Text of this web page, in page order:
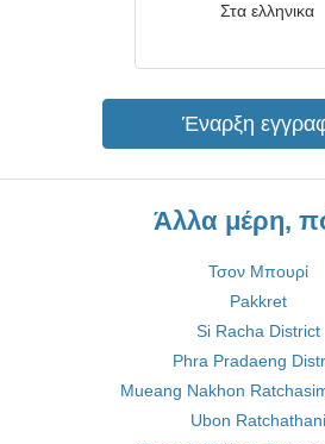
Στα ελληνικα
Έναρξη
Άλλα μέρη,
Τσον Μπουρί
Pakkret
Si Racha District
Phra Pradaeng
Mueang Nakhon
Ubon Ratchathani